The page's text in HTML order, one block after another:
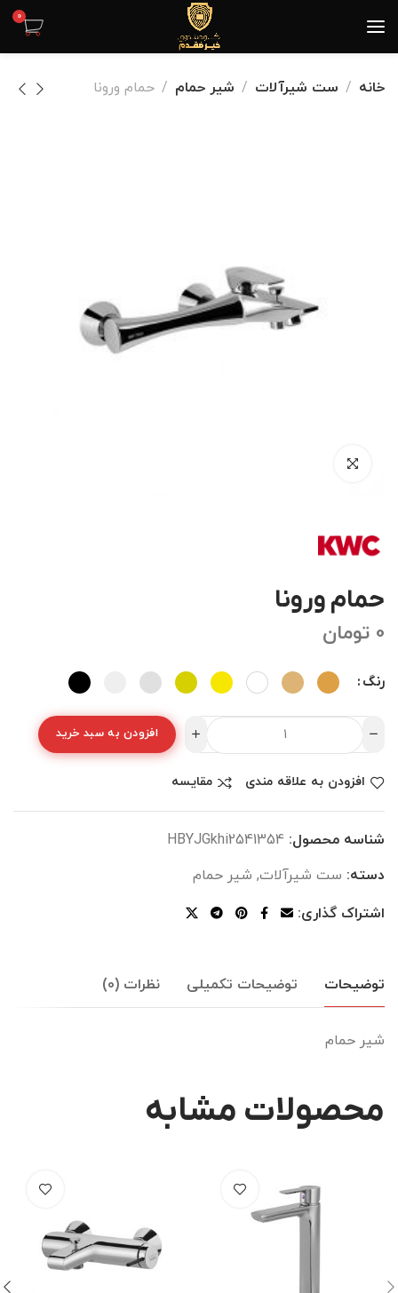
0
خانه ست شیرآلات شیر حمام حمام ورونا
حمام ورونا
0 تومان
رنگ
افزودن به سبد خرید
افزودن به علاقه مندی مقایسه
شناسه محصول: HBYJGkhi2541354
دسته: ست شیرآلات, شیر حمام
اشتراک گذاری:
توضیحات توضیحات تکمیلی نظرات (0)
شیر حمام
محصولات مشابه